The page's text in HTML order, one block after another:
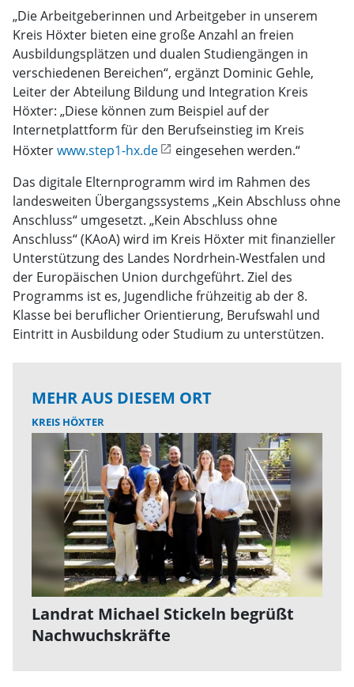
„Die Arbeitgeberinnen und Arbeitgeber in unserem
Kreis Höxter bieten eine große Anzahl an freien
Ausbildungsplätzen und dualen Studiengängen in
verschiedenen Bereichen“, ergänzt Dominic Gehle,
Leiter der Abteilung Bildung und Integration Kreis
Höxter: „Diese können zum Beispiel auf der
Internetplattform für den Berufseinstieg im Kreis
Höxterwww.step1-hx.de
eingesehen werden.“
Das digitale Elternprogramm wird im Rahmen des
landesweiten Übergangssystems „Kein Abschluss ohne
Anschluss“ umgesetzt. „Kein Abschluss ohne
Anschluss“ (KAoA) wird im Kreis Höxter mit finanzieller
Unterstützung des Landes Nordrhein-Westfalen und
der Europäischen Union durchgeführt. Ziel des
Programms ist es, Jugendliche frühzeitig ab der 8.
Klasse bei beruflicher Orientierung, Berufswahl und
Eintritt in Ausbildung oder Studium zu unterstützen.
MEHR AUS DIESEM ORT
KREIS HÖXTER
Landrat Michael Stickeln begrüßt
Nachwuchskräfte